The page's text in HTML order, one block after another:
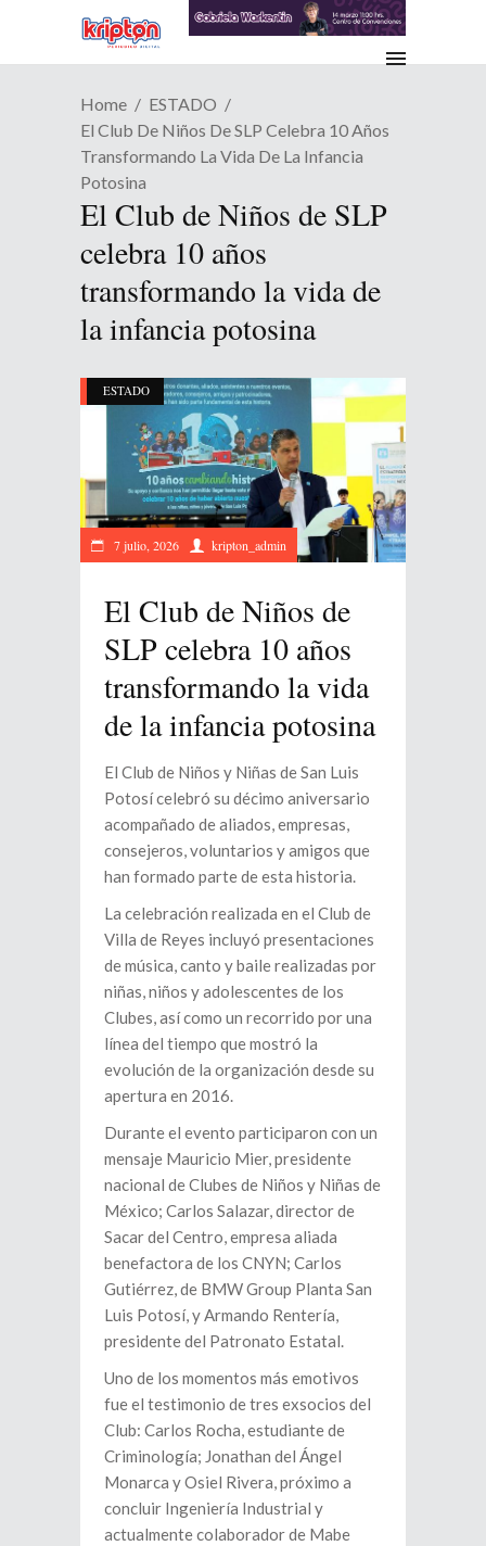
Home
ESTADO
El Club De Niños De SLP Celebra 10 Años
Transformando La Vida De La Infancia
Potosina
El Club de Niños de SLP
celebra 10 años
transformando la vida de
la infancia potosina
ESTADO
7 julio, 2026 kripton_admin
El Club de Niños de
SLP celebra 10 años
transformando la vida
de la infancia potosina
El Club de Niños y Niñas de San Luis
Potosí celebró su décimo aniversario
acompañado de aliados, empresas,
consejeros, voluntarios y amigos que
han formado parte de esta historia.
La celebración realizada en el Club de
Villa de Reyes incluyó presentaciones
de música, canto y baile realizadas por
niñas, niños y adolescentes de los
Clubes, así como un recorrido por una
línea del tiempo que mostró la
evolución de la organización desde su
apertura en 2016.
Durante el evento participaron con un
mensaje Mauricio Mier, presidente
nacional de Clubes de Niños y Niñas de
México; Carlos Salazar, director de
Sacar del Centro, empresa aliada
benefactora de los CNYN; Carlos
Gutiérrez, de BMW Group Planta San
Luis Potosí, y Armando Rentería,
presidente del Patronato Estatal.
Uno de los momentos más emotivos
fue el testimonio de tres exsocios del
Club: Carlos Rocha, estudiante de
Criminología; Jonathan del Ángel
Monarca y Osiel Rivera, próximo a
concluir Ingeniería Industrial y
actualmente colaborador de Mabe